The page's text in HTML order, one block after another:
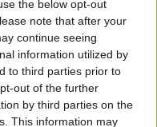
the below opt-out
note that after your
continue seeing
information utilized by
to third parties prior to
out of the further
by third parties on the
This information may
– kiekvieną
stebindavo.
toks nebuvau,
tiesiog negaliu